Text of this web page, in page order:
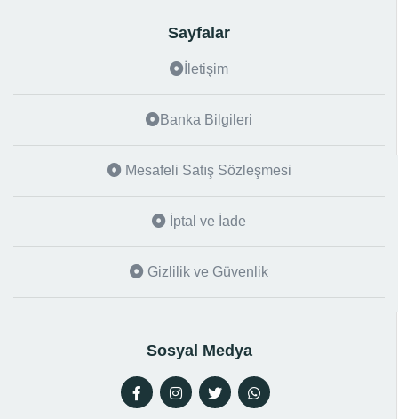
Sayfalar
İletişim
Banka Bilgileri
Mesafeli Satış Sözleşmesi
İptal ve İade
Gizlilik ve Güvenlik
Sosyal Medya